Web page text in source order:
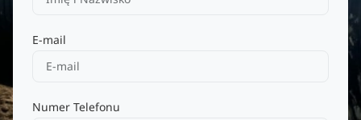
E-mail
Numer Telefonu